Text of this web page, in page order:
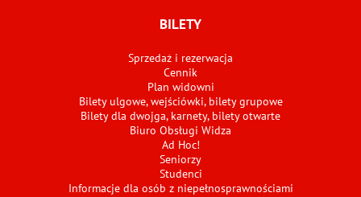
BILETY
Sprzedaż i rezerwacja
Cennik
Plan widowni
Bilety ulgowe, wejściówki, bilety grupowe
Bilety dla dwojga, karnety, bilety otwarte
Biuro Obsługi Widza
Ad Hoc!
Seniorzy
Studenci
Informacje dla osób z niepełnosprawnościami